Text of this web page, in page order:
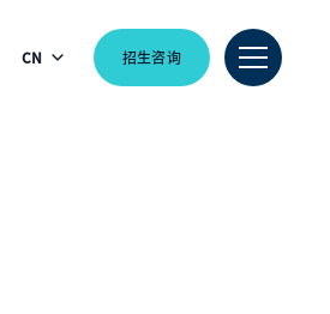
CN 招生咨询